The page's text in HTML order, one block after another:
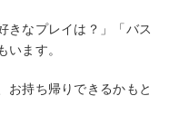
きなプレイは？」「バス
います。
お持ち帰りできるかもと